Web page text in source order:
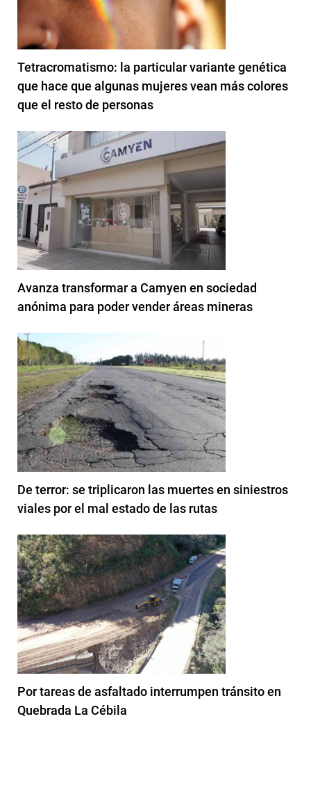
Tetracromatismo: la particular variante genética
que hace que algunas mujeres vean más colores
que el resto de personas
Avanza transformar a Camyen en sociedad
anónima para poder vender áreas mineras
De terror: se triplicaron las muertes en siniestros
viales por el mal estado de las rutas
Por tareas de asfaltado interrumpen tránsito en
Quebrada La Cébila